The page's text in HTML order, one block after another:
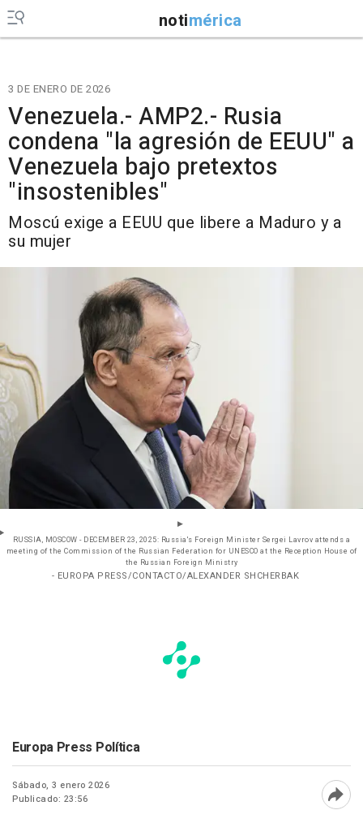
notimérica
3 DE ENERO DE 2026
Venezuela.- AMP2.- Rusia
condena "la agresión de EEUU" a
Venezuela bajo pretextos
"insostenibles"
Moscú exige a EEUU que libere a Maduro y a
su mujer
RUSSIA, MOSCOW - DECEMBER 23, 2025: Russia's Foreign Minister Sergei Lavrov attends a
meeting of the Commission of the Russian Federation for UNESCO at the Reception House of
the Russian Foreign Ministry
- EUROPA PRESS/CONTACTO/ALEXANDER SHCHERBAK
Europa Press Política
Sábado, 3 enero 2026
Publicado: 23:56